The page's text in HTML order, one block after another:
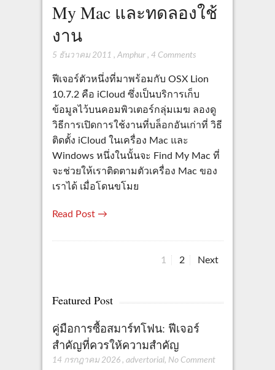
My Mac และทดลองใช้
งาน
5 ธันวาคม 2011 , Amphur, 4 Comments
ฟีเจอร์ตัวหนึ่งที่มาพร้อมกับ OSX Lion
10.7.2 คือ iCloud ซึ่งเป็นบริการเก็บ
ข้อมูลไว้บนคอมพิวเตอร์กลุ่มเมฆ ลองดู
วิธีการเปิดการใช้งานที่บล็อกอันเก่าที่ วิธี
ติดตั้ง iCloud ในเครื่อง Mac และ
Windows หนึ่งในนั้นจะ Find My Mac ที่
จะช่วยให้เราติดตามตัวเครื่อง Mac ของ
เราได้ เมื่อโดนขโมย
Read Post →
pagination
Page
1 Page
2 Next
Featured Post
คู่มือการซื้อสมาร์ทโฟน: ฟีเจอร์
สำคัญที่ควรให้ความสำคัญ
14 กรกฎาคม 2026 , advertorial, No Comment